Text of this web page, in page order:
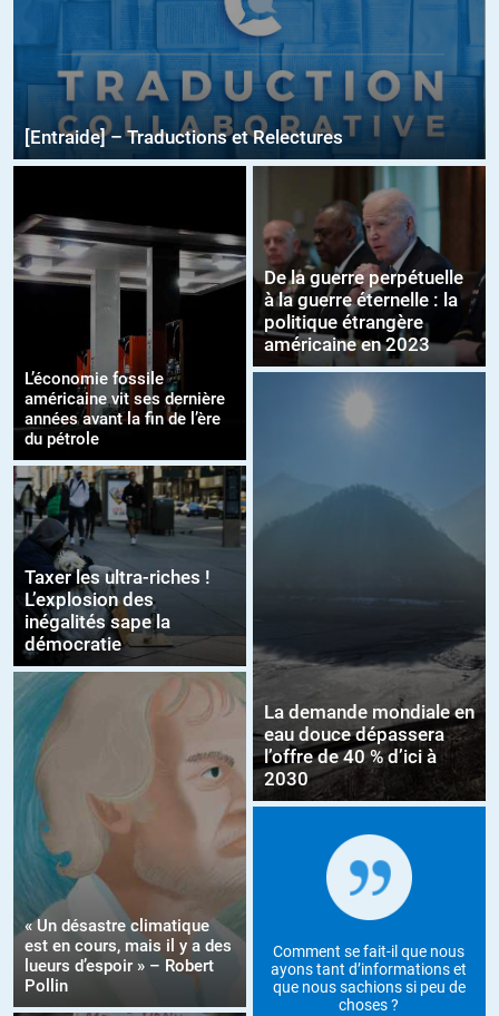
[Entraide] – Traductions et Relectures
L’économie fossile
américaine vit ses dernière
années avant la fin de l’ère
du pétrole
Taxer les ultra-riches !
L’explosion des
inégalités sape la
démocratie
« Un désastre climatique
est en cours, mais il y a des
lueurs d’espoir » – Robert
Pollin
De la guerre perpétuelle
à la guerre éternelle : la
politique étrangère
américaine en 2023
La demande mondiale en
eau douce dépassera
l’offre de 40 % d’ici à
2030
Comment se fait-il que nous
ayons tant d’informations et
que nous sachions si peu de
choses ?